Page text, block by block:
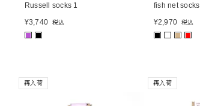
Russell socks 1
¥3,740 税込
■ ■
fish net socks
¥2,970 税込
■ ■ ■
再入荷 再入荷